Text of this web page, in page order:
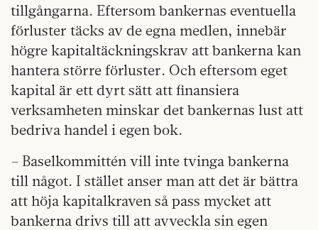
tillgångarna. Eftersom bankernas eventuella
förluster täcks av de egna medlen, innebär
högre kapitaltäckningskrav att bankerna kan
hantera större förluster. Och eftersom eget
kapital är ett dyrt sätt att finansiera
verksamheten minskar det bankernas lust att
bedriva handel i egen bok.
– Baselkommittén vill inte tvinga bankerna
till något. I stället anser man att det är bättra
att höja kapitalkraven så pass mycket att
bankerna drivs till att avveckla sin egen